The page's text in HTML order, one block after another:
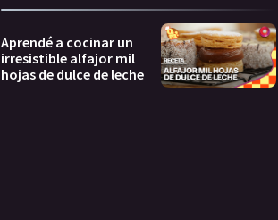
Aprendé a cocinar un
irresistible alfajor mil
hojas de dulce de leche